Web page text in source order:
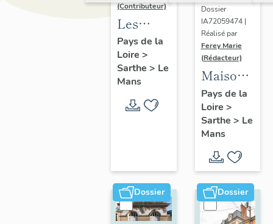
(Contributeur)
Les
faubourgs
du Mans
:
de
Pays de la
Loire >
Sarthe > Le
Mans
Dossier
IA72059474 |
Réalisé par
Ferey Marie
(Rédacteur)
Maisons
"H.B.M"
modèle
Levesque
Pays de la
Loire >
Sarthe > Le
Mans
Dossier Dossier